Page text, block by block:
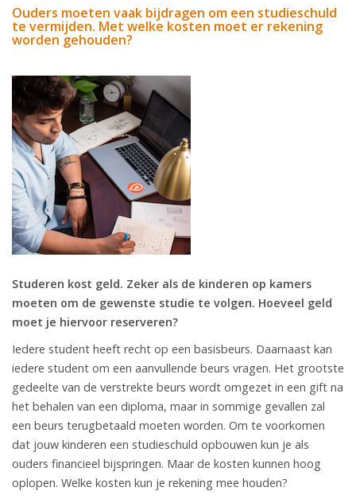
Ouders moeten vaak bijdragen om een studieschuld
te vermijden. Met welke kosten moet er rekening
worden gehouden?
Studeren kost geld. Zeker als de kinderen op kamers
moeten om de gewenste studie te volgen. Hoeveel geld
moet je hiervoor reserveren?
Iedere student heeft recht op een basisbeurs. Daarnaast kan
iedere student om een aanvullende beurs vragen. Het grootste
gedeelte van de verstrekte beurs wordt omgezet in een gift na
het behalen van een diploma, maar in sommige gevallen zal
een beurs terugbetaald moeten worden. Om te voorkomen
dat jouw kinderen een studieschuld opbouwen kun je als
ouders financieel bijspringen. Maar de kosten kunnen hoog
oplopen. Welke kosten kun je rekening mee houden?